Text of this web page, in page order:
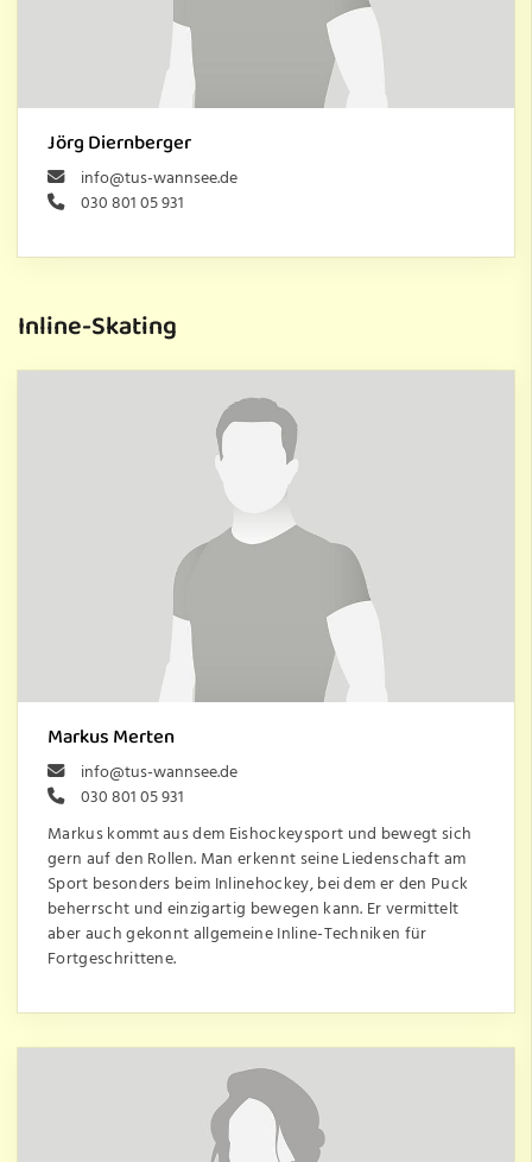
Jörg Diernberger
info@tus-wannsee.de
030 801 05 931
Inline-Skating
Markus Merten
info@tus-wannsee.de
030 801 05 931
Markus kommt aus dem Eishockeysport und bewegt sich
gern auf den Rollen. Man erkennt seine Liedenschaft am
Sport besonders beim Inlinehockey, bei dem er den Puck
beherrscht und einzigartig bewegen kann. Er vermittelt
aber auch gekonnt allgemeine Inline-Techniken für
Fortgeschrittene.